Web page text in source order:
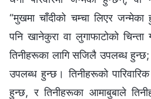
“मुखमा चाँदीको चम्चा लिएर
पनि खानेकुरा वा लुगाफाटोको
तिनीहरूका लागि सजिलै उपलब्ध
उपलब्ध हुन्छ। तिनीहरूको
हुन्छ, र तिनीहरूका आमाबुबाले